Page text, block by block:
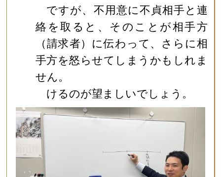
ですが、不用意に不貞相手と連
絡を取ると、そのことが相手方
（請求者）に伝わって、さらに相
手方を怒らせてしまうかもしれま
せん。
けるのが望ましいでしょう。